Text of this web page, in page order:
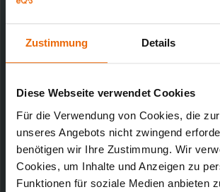
Zustimmung Details
Diese Webseite verwendet Cookies
Für die Verwendung von Cookies, die
unseres Angebots nicht zwingend
benötigen wir Ihre Zustimmung. Wir
Cookies, um Inhalte und Anzeigen zu
Funktionen für soziale Medien anbieten
Homematic Funkmodul für
Kurz-Bez.: HM-MOD-RPI-
Downloads-Art:
06.03.2017
95,67 KB